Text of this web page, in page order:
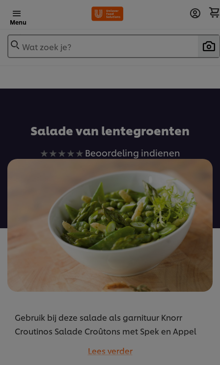
Menu
Wat zoek je?
Salade van lentegroenten
Geen
ingediend
voor
deze
recipe
Beoordeling indienen
Gebruik bij deze salade als garnituur Knorr
Croutinos Salade Croûtons met Spek en Appel
Lees verder